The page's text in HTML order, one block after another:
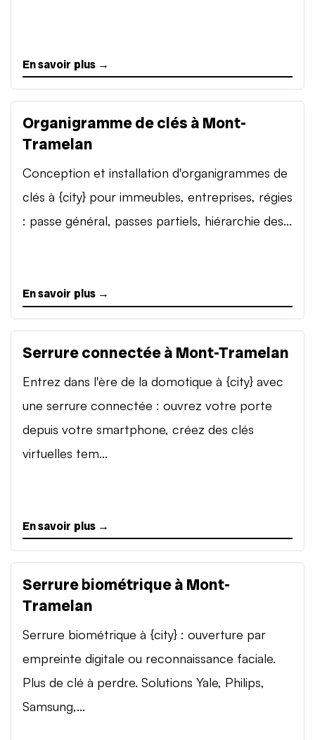
En savoir plus →
Organigramme de clés à Mont-
Tramelan
Conception et installation d'organigrammes de
clés à {city} pour immeubles, entreprises, régies
: passe général, passes partiels, hiérarchie des...
En savoir plus →
Serrure connectée à Mont-Tramelan
Entrez dans l'ère de la domotique à {city} avec
une serrure connectée : ouvrez votre porte
depuis votre smartphone, créez des clés
virtuelles tem...
En savoir plus →
Serrure biométrique à Mont-
Tramelan
Serrure biométrique à {city} : ouverture par
empreinte digitale ou reconnaissance faciale.
Plus de clé à perdre. Solutions Yale, Philips,
Samsung,...